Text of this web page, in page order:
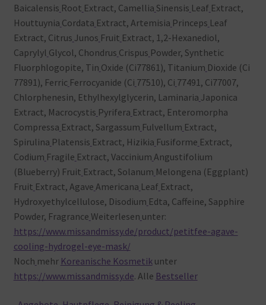
Baicalensis Root Extract, Camellia Sinensis Leaf Extract,
Houttuynia Cordata Extract, Artemisia Princeps Leaf
Extract, Citrus Junos Fruit Extract, 1,2-Hexanediol,
Caprylyl Glycol, Chondrus Crispus Powder, Synthetic
Fluorphlogopite, Tin Oxide (Ci77861), Titanium Dioxide (Ci
77891), Ferric Ferrocyanide (Ci 77510), Ci 77491, Ci77007,
Chlorphenesin, Ethylhexylglycerin, Laminaria Japonica
Extract, Macrocystis Pyrifera Extract, Enteromorpha
Compressa Extract, Sargassum Fulvellum Extract,
Spirulina Platensis Extract, Hizikia Fusiforme Extract,
Codium Fragile Extract, Vaccinium Angustifolium
(Blueberry) Fruit Extract, Solanum Melongena (Eggplant)
Fruit Extract, Agave Americana Leaf Extract,
Hydroxyethylcellulose, Disodium Edta, Caffeine, Sapphire
Powder, Fragrance Weiterlesen unter:
https://www.missandmissy.de/product/petitfee-agave-
cooling-hydrogel-eye-mask/
Noch mehr Koreanische Kosmetikunter
https://www.missandmissy.de. Alle Bestseller